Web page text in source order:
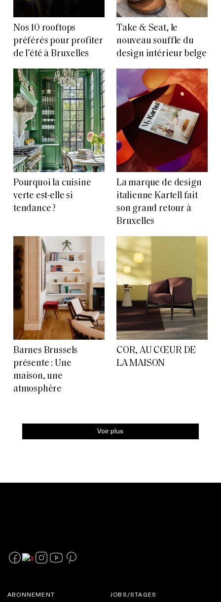
Nos 10 rooftops
préférés pour profiter
de l’été à Bruxelles
Take & Seat, le
nouveau souffle du
design intérieur belge
Pourquoi la cuisine
verte est-elle si
tendance ?
La marque de design
italienne Kartell fait
son grand retour à
Bruxelles
Barnes Brussels
présente : Une
maison, une
atmosphère
COR, AU CŒUR DE
LA MAISON
Voir plus
ABONNEMENT JOBS/STAGES